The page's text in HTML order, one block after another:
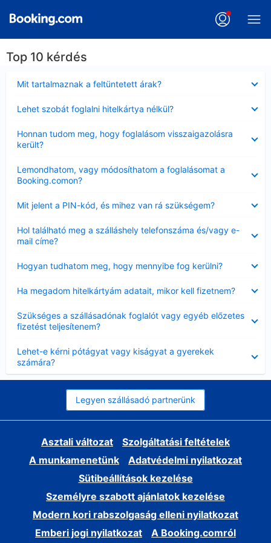
Top 10 kérdés
Mit tartalmaznak a feltüntetett árak?
Lehet szobát foglalni hitelkártya nélkül?
Honnan tudom meg, hogy foglalásom visszaigazolásra
került?
Lemondhatom, vagy módosíthatom a foglalásomat a
Booking.comon?
Mit jelent a PIN-kód, és mihez van rá szükségem?
Hol található meg a szálláshely telefonszáma és/vagy e-
mail címe?
Hogyan tudhatom meg, hogy mennyibe fog kerülni?
Ha megadom hitelkártyám adatait, mikor kell fizetnem?
Szükséges a szállásadónak foglalót vagy egyéb előzetes
fizetést teljesítenem?
Lehet-e kérni pótágyat vagy kiságyat a gyerekek
számára?
Legyen szállásadó partnerünk
Asztali változat
Szolgáltatási feltételek
A munkamenetünk
Adatvédelmi nyilatkozat
Sütibeállítások kezelése
Személyre szabott ajánlatok kezelése
Modern kori rabszolgaság elleni nyilatkozat
Emberi jogi nyilatkozat
A Booking.comról